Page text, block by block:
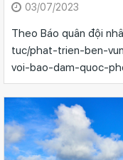
03/07/2023
Theo Báo quân đội
tuc/phat-trien-ben-
voi-bao-dam-quoc-